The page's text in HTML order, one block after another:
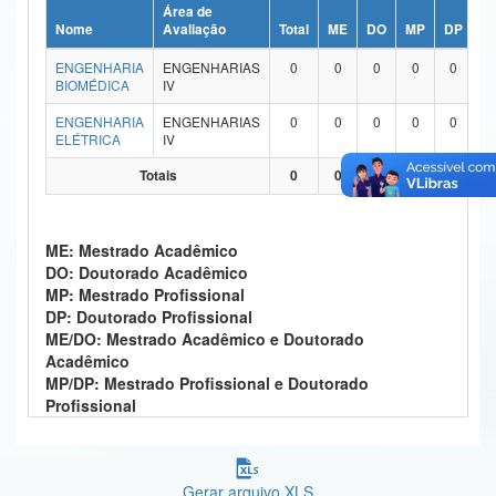
Ministério da Ciência, Tecnologia, Inovações e Comunicações
Ministério do Meio Ambiente
Ministério do Turismo
Ministério do Desenvolvimento Regional
Ministério da Mulher, da Família e dos Direitos Humanos
Secretaria-Geral
Secretaria de Governo
Gabinete de Segurança Institucional
Nome
Área de
Avaliação
Total ME DO MP DP
ENGENHARIA
BIOMÉDICA
ENGENHARIAS
IV
0 0 0 0 0
ENGENHARIA
ELÉTRICA
ENGENHARIAS
IV
0 0 0 0 0
Totais 0 0 0 0 0
ME: Mestrado Acadêmico
DO: Doutorado Acadêmico
MP: Mestrado Profissional
DP: Doutorado Profissional
ME/DO: Mestrado Acadêmico e Doutorado
Acadêmico
MP/DP: Mestrado Profissional e Doutorado
Profissional
Gerar arquivo XLS